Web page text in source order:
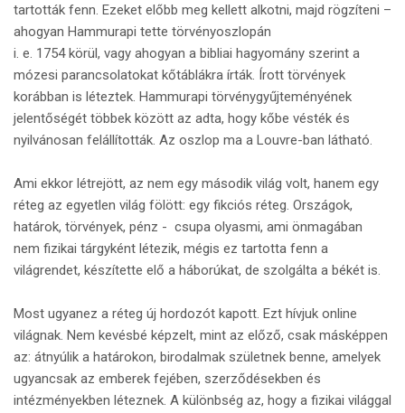
tartották fenn. Ezeket előbb meg kellett alkotni, majd rögzíteni –
ahogyan Hammurapi tette törvényoszlopán
i. e. 1754 körül, vagy ahogyan a bibliai hagyomány szerint a
mózesi parancsolatokat kőtáblákra írták. Írott törvények
korábban is léteztek. Hammurapi törvénygyűjteményének
jelentőségét többek között az adta, hogy kőbe vésték és
nyilvánosan felállították. Az oszlop ma a Louvre-ban látható.
Ami ekkor létrejött, az nem egy második világ volt, hanem egy
réteg az egyetlen világ fölött: egy fikciós réteg. Országok,
határok, törvények, pénz - csupa olyasmi, ami önmagában
nem fizikai tárgyként létezik, mégis ez tartotta fenn a
világrendet, készítette elő a háborúkat, de szolgálta a békét is.
Most ugyanez a réteg új hordozót kapott. Ezt hívjuk online
világnak. Nem kevésbé képzelt, mint az előző, csak másképpen
az: átnyúlik a határokon, birodalmak születnek benne, amelyek
ugyancsak az emberek fejében, szerződésekben és
intézményekben léteznek. A különbség az, hogy a fizikai világgal